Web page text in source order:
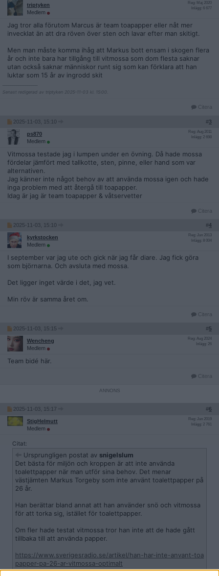
triptyken
Medlem
Reg: Maj 2020
Inlägg: 6 677
Jag tror alla förutom Marcus är team toapapper eller nåt mer
invecklat än att dra röven över sten och lavar efter man skitigt.
Men man måste komma ihåg att Markus bott ensam i skogen flera
år och inte bara har tillgång till vitmossa som dom flesta saknar
utan också saknar människor runt sig som kan förklara att han
luktar som 15 år av ingrodd skit
Senast redigerad av triptyken 2025-11-03 kl. 15:00.
Citera
2025-11-03, 15:10 #3
ps870
Medlem
Reg: Aug 2011
Inlägg: 2 698
Vitmossa testade jag i lumpen under en övning. Då hade mossa
fördelar jämfört med tallkotte, sten, pinne, eller hand som var
alternativen.
Jag känner inte något behov av att använda mossa igen och hade
inga problem med att återgå till toapapper.
Idag är jag är team toapapper & våtservetter
Citera
2025-11-03, 15:10 #4
kyrkstocken
Medlem
Reg: Jun 2013
Inlägg: 8 004
I september var jag ute och gick när jag får diare. Jag fick göra
som björnarna. Och avsluta med mossa.
Det ligger inget värde i det, jag vet.
Min röv är samma året om.
Citera
2025-11-03, 15:15 #5
Wencheng
Medlem
Reg: Aug 2024
Inlägg: 26
Team bidé här.
Citera
2025-11-03, 15:17 #6
StigHelmutt
Medlem
Reg: Jun 2019
Inlägg: 2 761
Citat:
Ursprungligen postat av snigelslum
Det bästa för miljön och kroppen är att inte använda
toalettpapper när man utför sina behov. Det menar
västjämten Markus Torgeby som inte använt toalettpapper på
26 år.
Han berättar bland annat att han använder snö och vitmossa
för att torka sig, istället för toalettpapper.
Om fler hade testat vitmossa tror han inte att de hade gått
tillbaka till att använda papper.
https://www.sverigesradio.se/artikel/han-har-inte-anvant-toa
papper-pa-26-ar-vitmossa-optimalt